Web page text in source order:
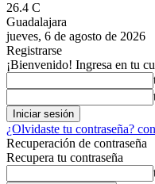
26.4 C
Guadalajara
jueves, 6 de agosto de 2026
Registrarse
¡Bienvenido! Ingresa en tu
¿Olvidaste tu contraseña?
Recuperación de contraseña
Recupera tu contraseña